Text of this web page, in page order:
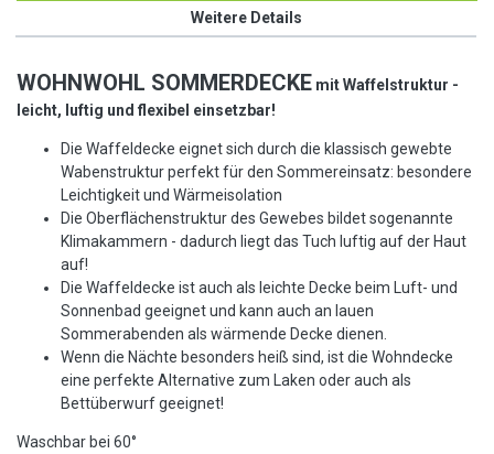
Weitere Details
WOHNWOHL SOMMERDECKE mit Waffelstruktur -
leicht, luftig und flexibel einsetzbar!
Die Waffeldecke eignet sich durch die klassisch gewebte
Wabenstruktur perfekt für den Sommereinsatz: besondere
Leichtigkeit und Wärmeisolation
Die Oberflächenstruktur des Gewebes bildet sogenannte
Klimakammern - dadurch liegt das Tuch luftig auf der Haut
auf!
Die Waffeldecke ist auch als leichte Decke beim Luft- und
Sonnenbad geeignet und kann auch an lauen
Sommerabenden als wärmende Decke dienen.
Wenn die Nächte besonders heiß sind, ist die Wohndecke
eine perfekte Alternative zum Laken oder auch als
Bettüberwurf geeignet!
Waschbar bei 60°